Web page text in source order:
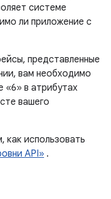
системе
ли приложение с
представленные
вам необходимо
«6» в атрибутах
вашего
как использовать
API» .